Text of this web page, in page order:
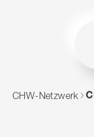
Zum Navigieren
CHW-Netzwerk